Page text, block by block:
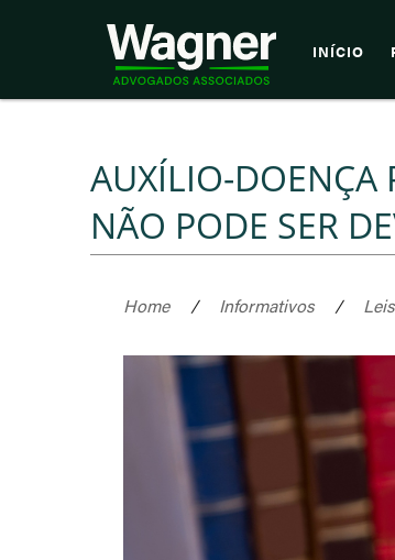
INÍCIO
AUXÍLIO-DOENÇA
NÃO PODE SER
Home / Informativos /